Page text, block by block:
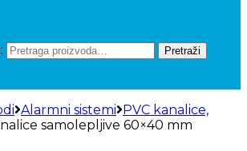
Pretraži
Alarmni sistemi PVC kanalice,
samolepljive 60×40 mm